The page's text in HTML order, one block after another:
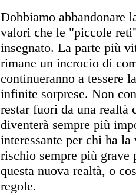
Dobbiamo abbandonare
valori che le "piccole
insegnato. La parte più
rimane un incrocio di
continueranno a tessere
infinite sorprese. Non
restar fuori da una
diventerà sempre più
interessante per chi ha
rischio sempre più grave
questa nuova realtà, o
regole.